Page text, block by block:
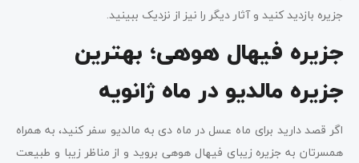
جزیره بازدید کنید و آثار دیگر را نیز از نزدیک ببینید.
جزیره فیهال هوهی؛ بهترین
جزیره مالدیو در ماه ژانویه
اگر قصد دارید برای ماه عسل در ماه دی به مالدیو سفر کنید، به همراه
همسرتان به جزیره زیبای فیهال هوهی بروید و از مناظر زیبا و طبیعت